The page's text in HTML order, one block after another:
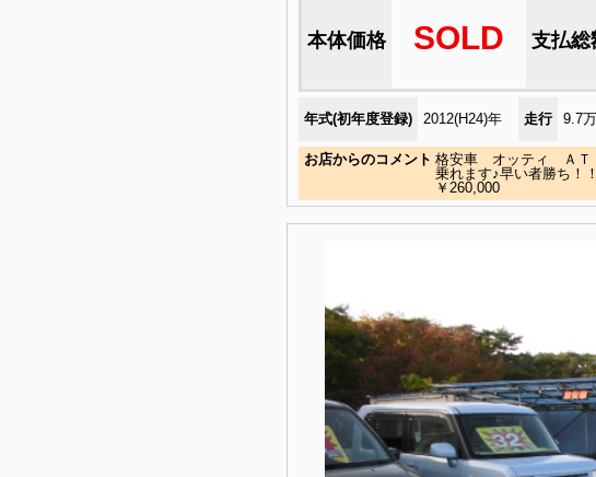
本体価格 SOLD 支払総
年式(初年度登録) 2012(H24)年 走行 9.7
お店からのコメント 格安車 オッティ ＡＴ
乗れます♪早い者勝ち！
￥260,000